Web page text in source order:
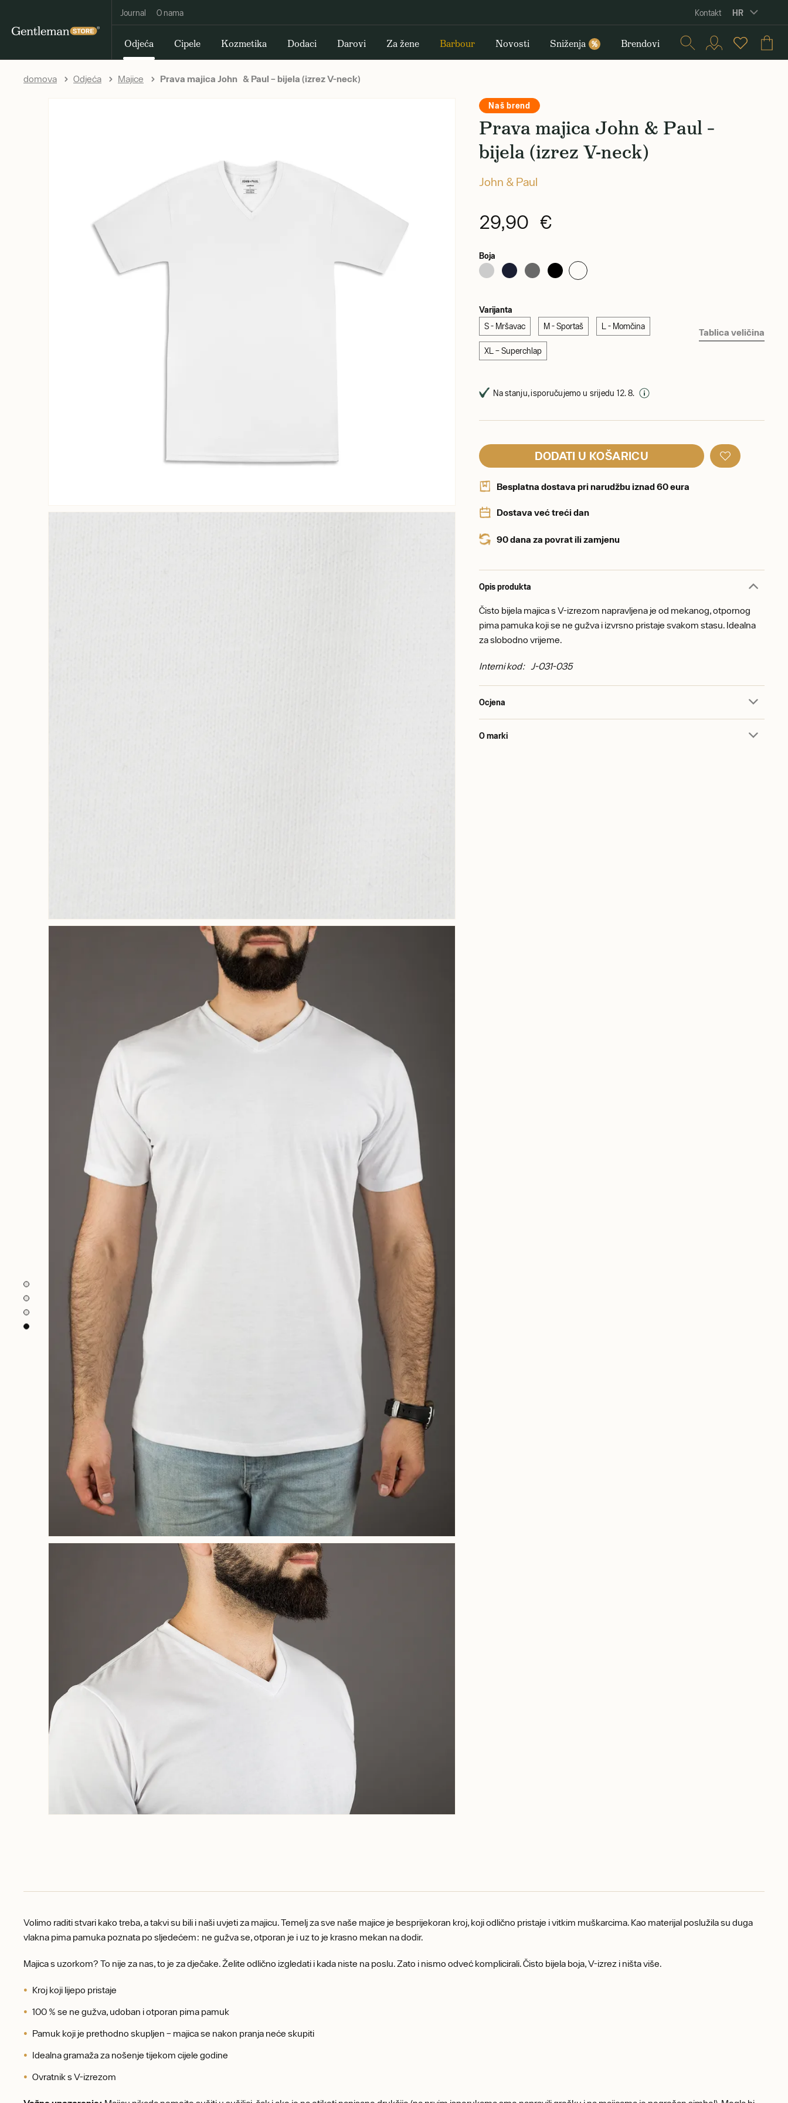
Journal O nama Kontakt HR
Odjeća Cipele Kozmetika Dodaci Darovi Za žene Barbour Novosti Sniženja % Brendovi
domova Odjeća Majice Prava majica John & Paul – bijela (izrez V-neck)
Naš brend
Prava majica John & Paul –
bijela (izrez V-neck)
John & Paul
29,90 €
Boja
Varijanta
S - Mršavac M - Sportaš L - Momčina
XL – Superchlap
Tablica veličina
Na stanju, isporučujemo u srijedu 12. 8.
DODATI U KOŠARICU
Besplatna dostava pri narudžbu iznad 60 eura
Dostava već treći dan
90 dana za povrat ili zamjenu
Opis produkta
Čisto bijela majica s V-izrezom napravljena je od mekanog, otpornog
pima pamuka koji se ne gužva i izvrsno pristaje svakom stasu. Idealna
za slobodno vrijeme.
Interni kod: J-031-035
Ocjena
O marki
Volimo raditi stvari kako treba, a takvi su bili i naši uvjeti za majicu. Temelj za sve naše majice je besprijekoran kroj, koji odlično pristaje i vitkim muškarcima. Kao materijal poslužila su duga
vlakna pima pamuka poznata po sljedećem: ne gužva se, otporan je i uz to je krasno mekan na dodir.
Majica s uzorkom? To nije za nas, to je za dječake. Želite odlično izgledati i kada niste na poslu. Zato i nismo odveć komplicirali. Čisto bijela boja, V-izrez i ništa više.
Kroj koji lijepo pristaje
100 % se ne gužva, udoban i otporan pima pamuk
Pamuk koji je prethodno skupljen – majica se nakon pranja neće skupiti
Idealna gramaža za nošenje tijekom cijele godine
Ovratnik s V-izrezom